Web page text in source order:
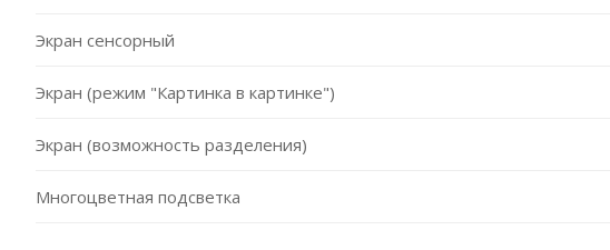
Экран сенсорный
Экран (режим "Картинка в картинке")
Экран (возможность разделения)
Многоцветная подсветка